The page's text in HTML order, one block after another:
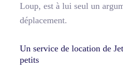
Loup, est à lui seul un
déplacement.
Un service de location de
petits